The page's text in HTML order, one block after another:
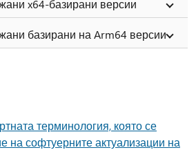
x64-базирани версии
базирани на Arm64 версии
терминология, която се
на софтуерните актуализации на